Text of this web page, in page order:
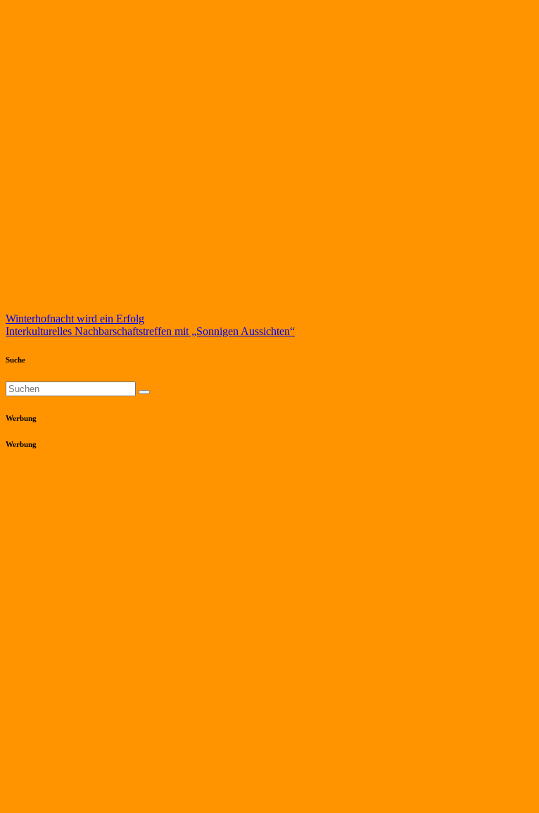
Beitragsnavigation
Winterhofnacht wird ein Erfolg
Interkulturelles Nachbarschaftstreffen mit „Sonnigen Aussichten“
Suche
Werbung
Werbung